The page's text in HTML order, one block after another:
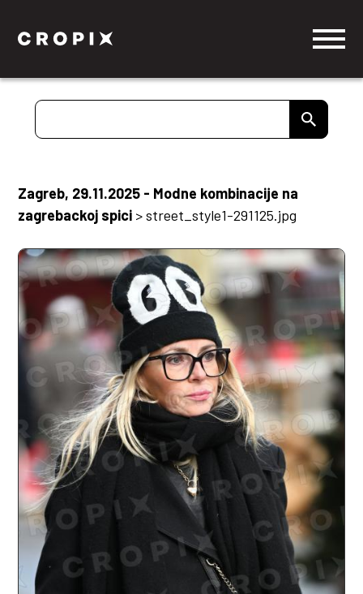
Zagreb, 29.11.2025 - Modne kombinacije na
zagrebackoj spici >street_style1-291125.jpg